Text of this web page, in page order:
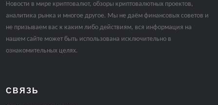
Новости в мире криптовалют, обзоры криптовалютных проектов,
аналитика рынка и многое другое. Мы не даём финансовых советов и
не призываем вас к каким либо действиям, вся информация на
нашем сайте может быть использована исключительно в
ознакомительных целях.
СВЯЗЬ